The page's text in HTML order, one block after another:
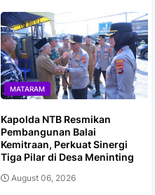
MATARAM
Kapolda NTB Resmikan
Pembangunan Balai
Kemitraan, Perkuat Sinergi
Tiga Pilar di Desa Meninting
August 06, 2026